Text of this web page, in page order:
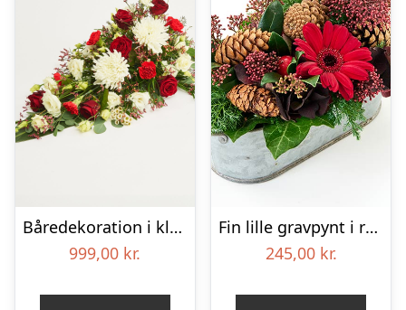
Båredekoration i klassisk stil – rød og hvid
999,00 kr.
Fin lille gravpynt i rød, floristens valg – Blomster til begravelse
245,00 kr.